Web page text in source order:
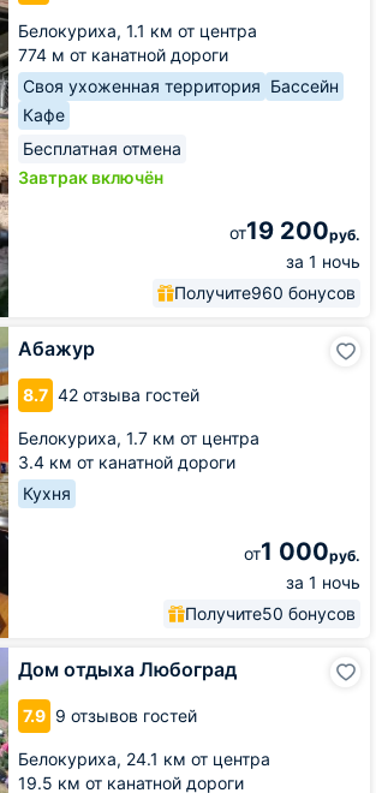
Белокуриха, 1.1 км от центра
774 м от канатной дороги
Своя ухоженная территория Бассейн
Кафе
Бесплатная отмена
Завтрак включён
от19 200руб.
за 1 ночь
Получите960 бонусов
Абажур
8.7 42 отзыва гостей
Белокуриха, 1.7 км от центра
3.4 км от канатной дороги
Кухня
от1 000руб.
за 1 ночь
Получите50 бонусов
Дом отдыха Любоград
7.9 9 отзывов гостей
Белокуриха, 24.1 км от центра
19.5 км от канатной дороги